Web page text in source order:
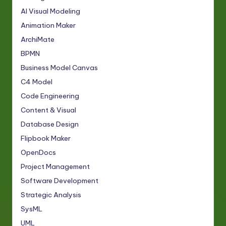
AI Visual Modeling
Animation Maker
ArchiMate
BPMN
Business Model Canvas
C4 Model
Code Engineering
Content & Visual
Database Design
Flipbook Maker
OpenDocs
Project Management
Software Development
Strategic Analysis
SysML
UML